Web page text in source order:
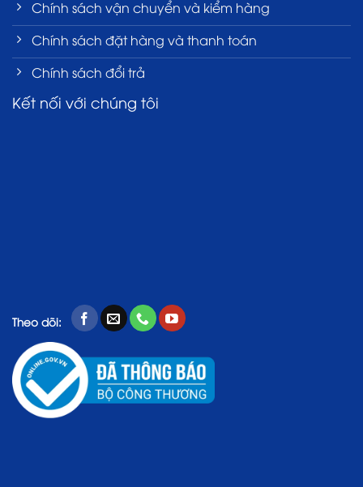
Chính sách vận chuyển và kiểm hàng
Chính sách đặt hàng và thanh toán
Chính sách đổi trả
Kết nối với chúng tôi
Theo dõi: